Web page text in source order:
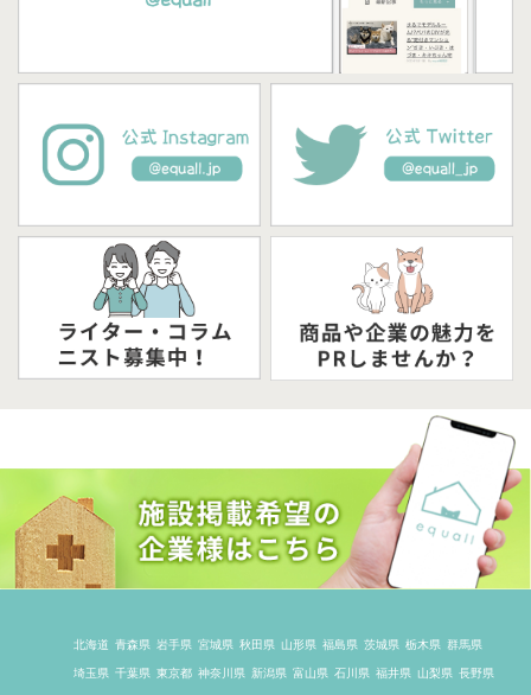
北海道 青森県 岩手県 宮城県 秋田県 山形県 福島県 茨城県 栃木県 群馬県
埼玉県 千葉県 東京都 神奈川県 新潟県 富山県 石川県 福井県 山梨県 長野県